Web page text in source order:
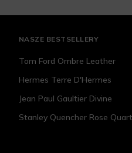
NASZE BESTSELLERY
Tom Ford Ombre Leather
Hermes Terre D'Hermes
Jean Paul Gaultier Divine
Stanley Quencher Rose